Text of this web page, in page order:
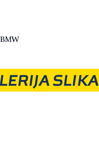
BMW
SLIKA